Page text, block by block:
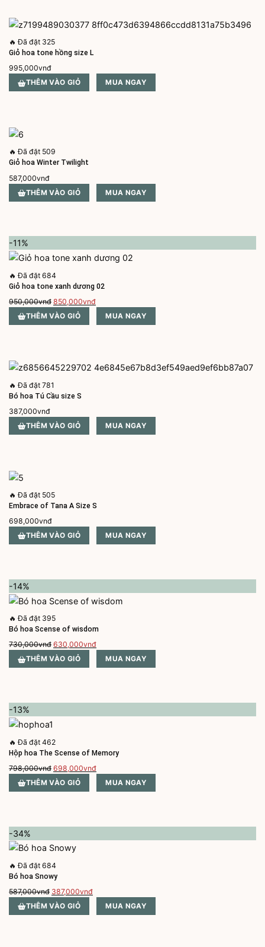
🔥 Đã đặt 325
Giỏ hoa tone hồng size L
995,000vnđ
THÊM VÀO GIỎ MUA NGAY
🔥 Đã đặt 509
Giỏ hoa Winter Twilight
587,000vnđ
THÊM VÀO GIỎ MUA NGAY
-11%
🔥 Đã đặt 684
Giỏ hoa tone xanh dương 02
950,000vnđ Giá
gốc
là:
850,000vnđGiá
hiện
tại
THÊM VÀO GIỎ MUA NGAY
🔥 Đã đặt 781
Bó hoa Tú Cầu size S
387,000vnđ
THÊM VÀO GIỎ MUA NGAY
🔥 Đã đặt 505
Embrace of Tana A Size S
698,000vnđ
THÊM VÀO GIỎ MUA NGAY
-14%
🔥 Đã đặt 395
Bó hoa Scense of wisdom
730,000vnđ Giá
gốc
là:
630,000vnđGiá
hiện
tại
THÊM VÀO GIỎ MUA NGAY
-13%
🔥 Đã đặt 462
Hộp hoa The Scense of Memory
798,000vnđ Giá
gốc
là:
698,000vnđGiá
hiện
tại
THÊM VÀO GIỎ MUA NGAY
-34%
🔥 Đã đặt 684
Bó hoa Snowy
587,000vnđ Giá
gốc
là:
387,000vnđGiá
hiện
tại
THÊM VÀO GIỎ MUA NGAY